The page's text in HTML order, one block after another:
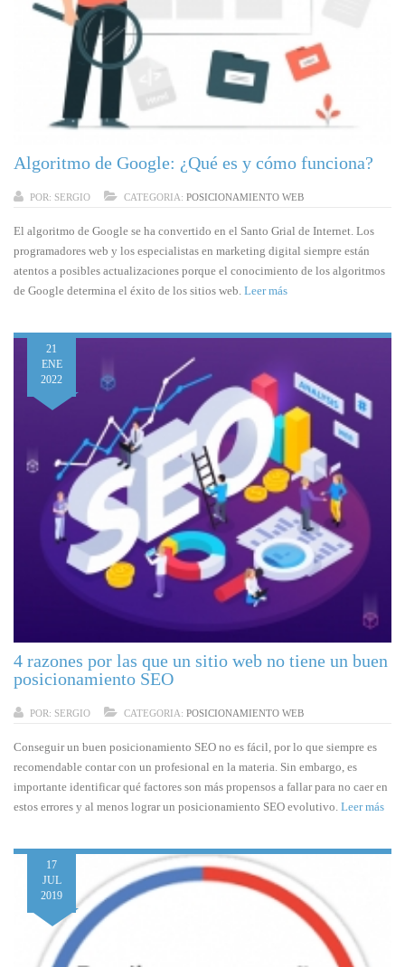
Algoritmo de Google: ¿Qué es y cómo funciona?
POR: SERGIO CATEGORIA: POSICIONAMIENTO WEB
El algoritmo de Google se ha convertido en el Santo Grial de Internet. Los
programadores web y los especialistas en marketing digital siempre están
atentos a posibles actualizaciones porque el conocimiento de los algoritmos
de Google determina el éxito de los sitios web. Leer más
21
ENE
2022
4 razones por las que un sitio web no tiene un buen
posicionamiento SEO
POR: SERGIO CATEGORIA: POSICIONAMIENTO WEB
Conseguir un buen posicionamiento SEO no es fácil, por lo que siempre es
recomendable contar con un profesional en la materia. Sin embargo, es
importante identificar qué factores son más propensos a fallar para no caer en
estos errores y al menos lograr un posicionamiento SEO evolutivo. Leer más
17
JUL
2019